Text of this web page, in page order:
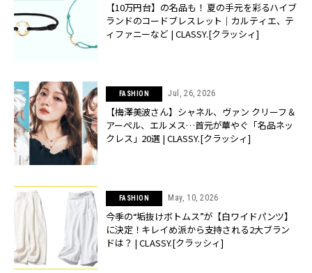
【10万円台】の名品も！ 夏の手元を彩るハイブ
ランドのコードブレスレット｜カルティエ、テ
ィファニーなど | CLASSY.[クラッシィ]
FASHION Jul, 26, 2026
【梅澤美波さん】シャネル、ヴァン クリーフ＆
アーペル、エルメス…首元が華やぐ「名品ネッ
クレス」20選 | CLASSY.[クラッシィ]
FASHION May, 10, 2026
今季の“垢抜けボトムス”が【白ワイドパンツ】
に決定！キレイめ派から支持される2大ブラン
ドは？ | CLASSY.[クラッシィ]